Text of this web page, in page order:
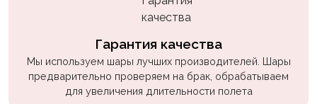
Гарантия качества
Мы используем шары лучших производителей. Шары
предварительно проверяем на брак, обрабатываем
для увеличения длительности полета
Девочкам